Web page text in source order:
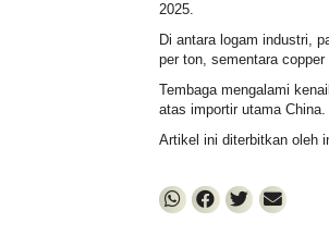
2025.
Di antara logam industri,
per ton, sementara copper
Tembaga mengalami
atas importir utama China.
Artikel ini diterbitkan oleh